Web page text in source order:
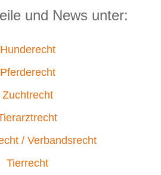
und News unter:
Hunderecht
Pferderecht
Zuchtrecht
/ Verbandsrecht
Tierrecht